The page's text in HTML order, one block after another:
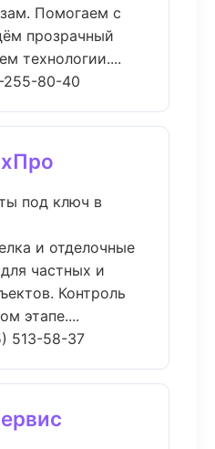
Помогаем с
прозрачный
технологии....
255-80-40
под ключ в
и отделочные
частных и
Контроль
этапе....
513-58-37